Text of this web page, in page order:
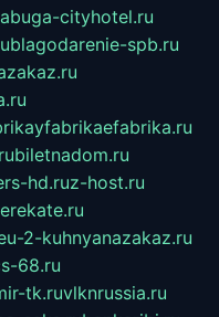
cityhotel.ru
blagodarenie-spb.ru
biletnadom.ru
hd.ruz-host.ru
2-kuhnyanazakaz.ru
68.ru
tk.ruvlknrussia.ru